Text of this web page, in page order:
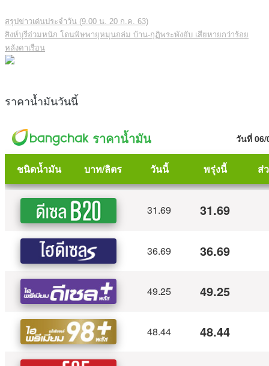
สรุปข่าวเด่นประจำวัน (9.00 น. 20 ก.ค. 63)
สิงห์บุรีอ่วมหนัก โดนพิษพายุหมุนถล่ม บ้าน-กุฏิพระพังยับ เสียหายกว่าร้อย
หลังคาเรือน
ราคาน้ำมันวันนี้